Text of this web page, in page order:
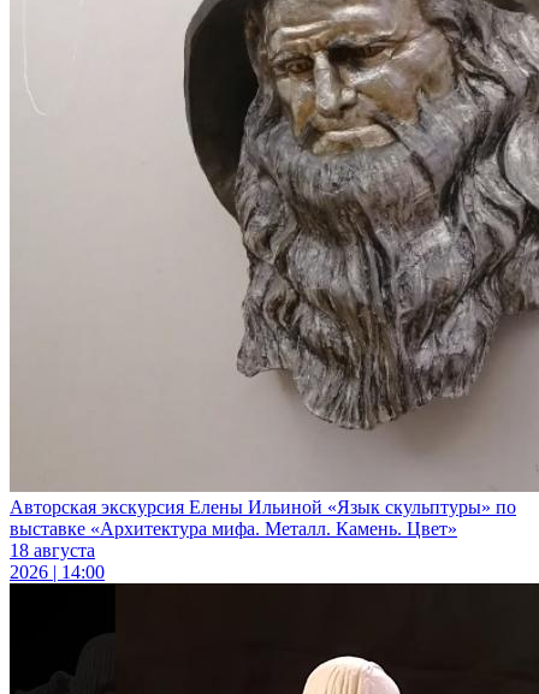
Авторская экскурсия Елены Ильиной «Язык скульптуры» по
выставке «Архитектура мифа. Металл. Камень. Цвет»
18 августа
2026 | 14:00